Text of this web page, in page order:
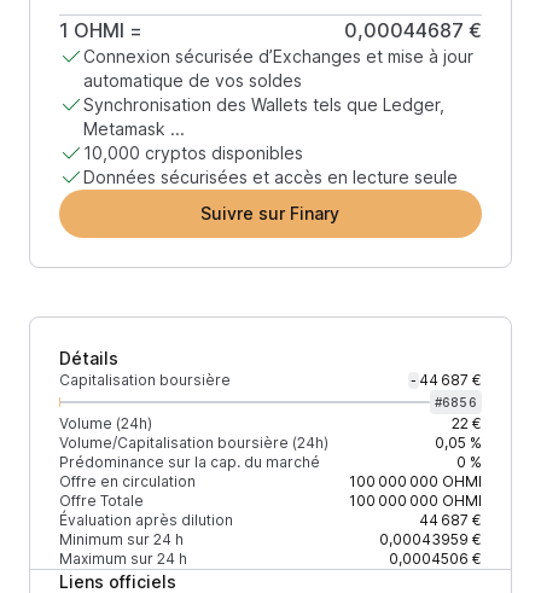
1 OHMI = 0,00044687 €
Connexion sécurisée d’Exchanges et mise à jour
automatique de vos soldes
Synchronisation des Wallets tels que Ledger,
Metamask ...
10,000 cryptos disponibles
Données sécurisées et accès en lecture seule
Suivre sur Finary
Détails
Capitalisation boursière - 44 687 €
#6856
Volume (24h)
22 €
Volume/Capitalisation boursière (24h)
0,05 %
Prédominance sur la cap. du marché
0 %
Offre en circulation
100 000 000 OHMI
Offre Totale
100 000 000 OHMI
Évaluation après dilution
44 687 €
Minimum sur 24 h
0,00043959 €
Maximum sur 24 h
0,0004506 €
Liens officiels